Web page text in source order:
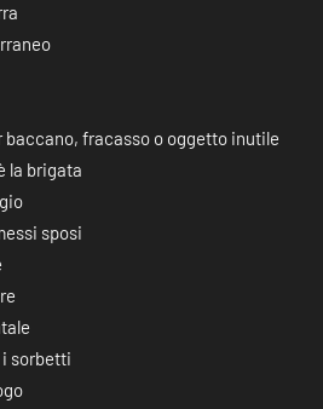
fracasso o oggetto inutile
la brigata
sposi
sorbetti